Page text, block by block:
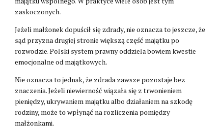
zaskoczonych.
Jeżeli małżonek dopuścił się zdrady, nie oznacza to jeszcze, że
sąd przyzna drugiej stronie większą część majątku po
rozwodzie. Polski system prawny oddziela bowiem kwestie
emocjonalne od majątkowych.
Nie oznacza to jednak, że zdrada zawsze pozostaje bez
znaczenia. Jeżeli niewierność wiązała się z trwonieniem
pieniędzy, ukrywaniem majątku albo działaniem na szkodę
rodziny, może to wpłynąć na rozliczenia pomiędzy
małżonkami.